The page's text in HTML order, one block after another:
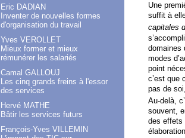
Eric DADIAN
Inventer de nouvelles formes
d'organisation du travail
Yves VEROLLET
Mieux former et mieux
rémunérer les salariés
Camal GALLOUJ
Les cinq grands freins à l'essor
des services
Hervé MATHE
Bâtir les services futurs
François-Yves VILLEMIN
Une
suffit à
capitales
domaines
modes
point
c’est que
pas de
Au-delà,
souvent,
des effets